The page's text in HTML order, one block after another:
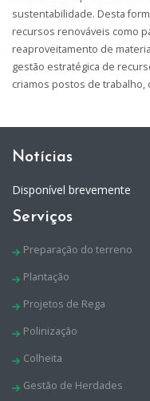
sustentabilidade. Desta
recursos renováveis como
reaproveitamento de
gestão estratégica de
criamos postos de
Notícias
Disponível brevemente
Serviços
Preparação do terreno
Plantação
Projetos de Rega
Polinização
Colheita
Gestão de Herdades